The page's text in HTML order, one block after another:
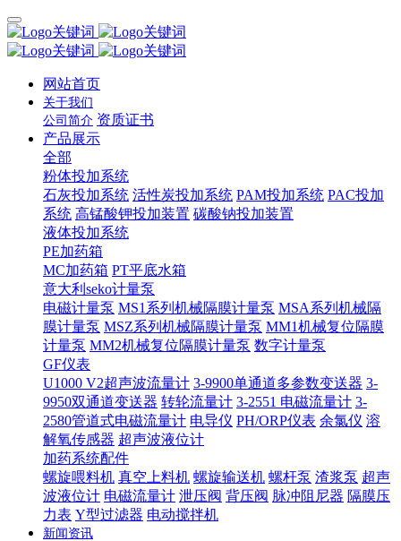
网站首页
关于我们
公司简介 资质证书
产品展示
全部
粉体投加系统
石灰投加系统 活性炭投加系统 PAM投加系统 PAC投加
系统 高锰酸钾投加装置 碳酸钠投加装置
液体投加系统
PE加药箱
MC加药箱 PT平底水箱
意大利seko计量泵
电磁计量泵 MS1系列机械隔膜计量泵 MSA系列机械隔
膜计量泵 MSZ系列机械隔膜计量泵 MM1机械复位隔膜
计量泵 MM2机械复位隔膜计量泵 数字计量泵
GF仪表
U1000 V2超声波流量计 3-9900单通道多参数变送器 3-
9950双通道变送器 转轮流量计 3-2551 电磁流量计 3-
2580管道式电磁流量计 电导仪 PH/ORP仪表 余氯仪 溶
解氧传感器 超声波液位计
加药系统配件
螺旋喂料机 真空上料机 螺旋输送机 螺杆泵 渣浆泵 超声
波液位计 电磁流量计 泄压阀 背压阀 脉冲阻尼器 隔膜压
力表 Y型过滤器 电动搅拌机
新闻资讯